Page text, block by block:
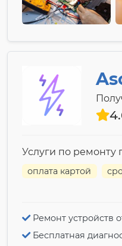
Услуги по ремонту
оплата картой
Ремонт устройств
Бесплатная